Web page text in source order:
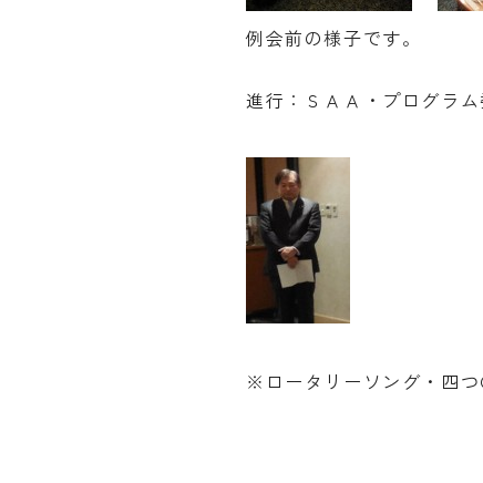
例会前の様子です。
進行：ＳＡＡ・プログ
※ロータリーソング・四つ